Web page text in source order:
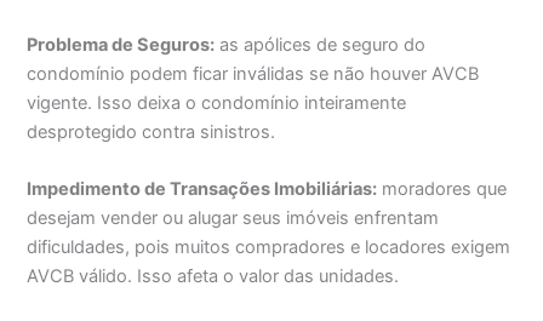
Problema de Seguros: as apólices de seguro do
condomínio podem ficar inválidas se não houver AVCB
vigente. Isso deixa o condomínio inteiramente
desprotegido contra sinistros.
Impedimento de Transações Imobiliárias: moradores que
desejam vender ou alugar seus imóveis enfrentam
dificuldades, pois muitos compradores e locadores exigem
AVCB válido. Isso afeta o valor das unidades.